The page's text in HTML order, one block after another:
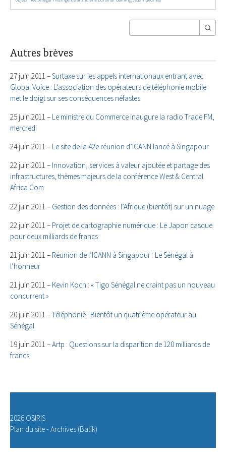
Autres brèves
27 juin 2011 –Surtaxe sur les appels internationaux entrant avec
Global Voice : L’association des opérateurs de téléphonie mobile
met le doigt sur ses conséquences néfastes
25 juin 2011 – Le ministre du Commerce inaugure la radio Trade FM,
mercredi
24 juin 2011 – Le site de la 42e réunion d’ICANN lancé à Singapour
22 juin 2011 – Innovation, services à valeur ajoutée et partage des
infrastructures, thèmes majeurs de la conférence West & Central
Africa Com
22 juin 2011 – Gestion des données : l’Afrique (bientôt) sur un nuage
22 juin 2011 – Projet de cartographie numérique : Le Japon casque
pour deux milliards de francs
21 juin 2011 – Réunion de l’ICANN à Singapour : Le Sénégal à
l’honneur
21 juin 2011 – Kevin Koch : « Tigo Sénégal ne craint pas un nouveau
concurrent »
20 juin 2011 –Téléphonie : Bientôt un quatrième opérateur au
Sénégal
19 juin 2011 –Artp : Questions sur la disparition de 120 milliards de
francs
2026 OSIRIS
Plan du site- Archives (Batik)